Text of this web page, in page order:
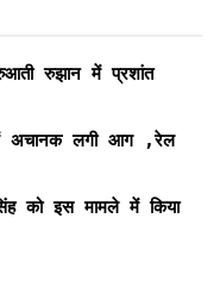
रुझान में प्रशांत
में अचानक लगी आग ,रेल
को इस मामले में किया